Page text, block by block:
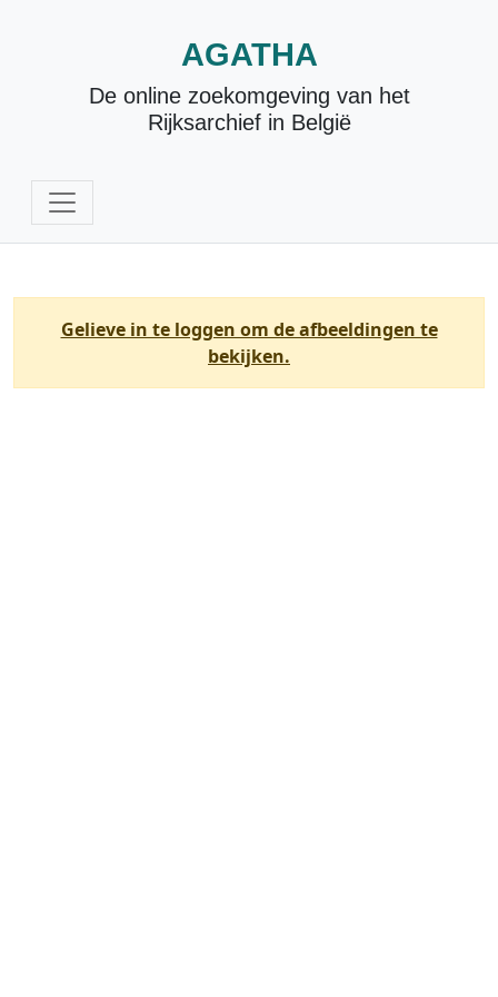
AGATHA
De online zoekomgeving van het
Rijksarchief in België
Gelieve in te loggen om de afbeeldingen te
bekijken.